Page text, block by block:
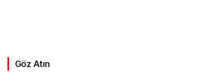
Göz Atın